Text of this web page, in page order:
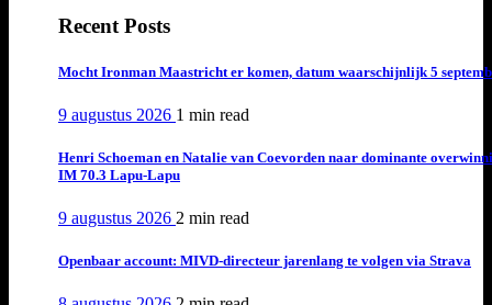
Recent Posts
Mocht Ironman Maastricht er komen, datum waarschijnlijk 5
9 augustus 2026 1 min read
Henri Schoeman en Natalie van Coevorden naar dominante
IM 70.3 Lapu-Lapu
9 augustus 2026 2 min read
Openbaar account: MIVD-directeur jarenlang te volgen via Strava